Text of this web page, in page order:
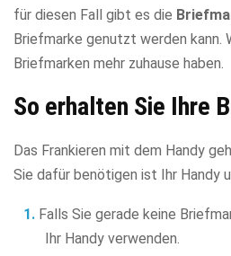
für diesen Fall gibt es die
Briefmarke genutzt werden
Briefmarken mehr zuhause haben.
So erhalten Sie Ihre
Das Frankieren mit dem Handy
Sie dafür benötigen ist Ihr Handy
Falls Sie gerade keine
Ihr Handy verwenden.